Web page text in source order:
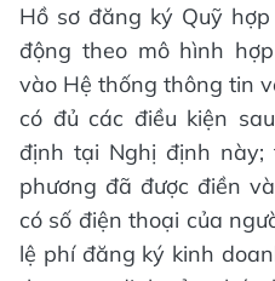
Hồ sơ đăng ký Quỹ
động theo mô hình
vào Hệ thống thông tin
có đủ các điều kiện
định tại Nghị định
phương đã được điền
có số điện thoại của
lệ phí đăng ký kinh